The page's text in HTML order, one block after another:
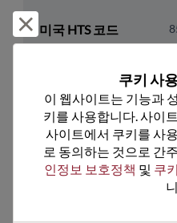
미국 HTS 코드
추천
거부 및 닫기
쿠키 사
이 웹사이트는 기능과
키를 사용합니다. 사이
사이트에서 쿠키를 사
로 동의하는 것으로 간
인정보 보호정책 및 쿠